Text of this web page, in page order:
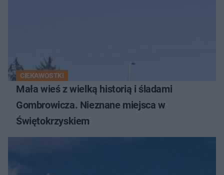
CIEKAWOSTKI
Mała wieś z wielką historią i śladami
Gombrowicza. Nieznane miejsca w
Świętokrzyskiem